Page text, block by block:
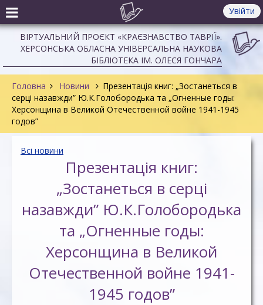
Увійти
ВІРТУАЛЬНИЙ ПРОЄКТ «КРАЄЗНАВСТВО ТАВРІЇ».
ХЕРСОНСЬКА ОБЛАСНА УНІВЕРСАЛЬНА НАУКОВА
БІБЛІОТЕКА ІМ. ОЛЕСЯ ГОНЧАРА
Головна Новини
Презентація книг: „Зостанеться в
серці назавжди” Ю.К.Голобородька та „Огненные годы:
Херсонщина в Великой Отечественной войне 1941-1945
годов”
Всі новини
Презентація книг:
„Зостанеться в серці
назавжди” Ю.К.Голобородька
та „Огненные годы:
Херсонщина в Великой
Отечественной войне 1941-
1945 годов”